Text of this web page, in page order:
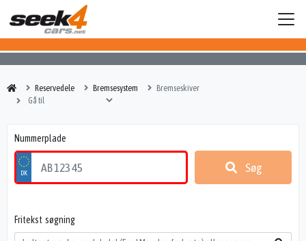
Reservedele Bremsesystem Bremseskiver
Nummerplade
Søg
Fritekst søgning